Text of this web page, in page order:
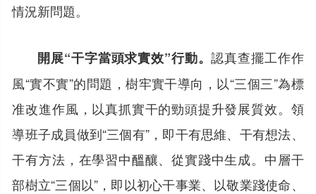
情況新問題。
開展“干字當頭求實效”行動。認真查擺工作作
風“實不實”的問題，樹牢實干導向，以“三個三”為標
准改進作風，以真抓實干的勁頭提升發展質效。領
導班子成員做到“三個有”，即干有思維、干有想法、
干有方法，在學習中醞釀、從實踐中生成。中層干
部樹立“三個以”，即以初心干事業、以敬業踐使命、